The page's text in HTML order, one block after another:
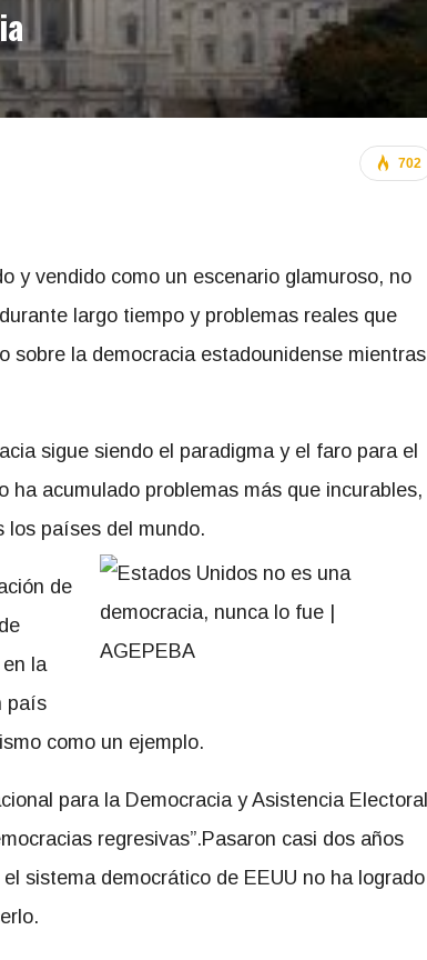
702
y vendido como un escenario glamuroso, no
largo tiempo y problemas reales que
sobre la democracia estadounidense mientras
sigue siendo el paradigma y el faro para el
acumulado problemas más que incurables,
los países del mundo.
de
la
país
como un ejemplo.
para la Democracia y Asistencia Electoral
regresivas”.Pasaron casi dos años
sistema democrático de EEUU no ha logrado